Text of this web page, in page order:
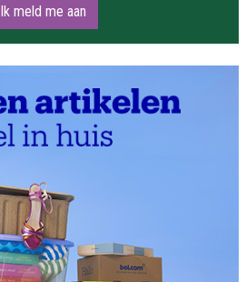
Ik meld me aan